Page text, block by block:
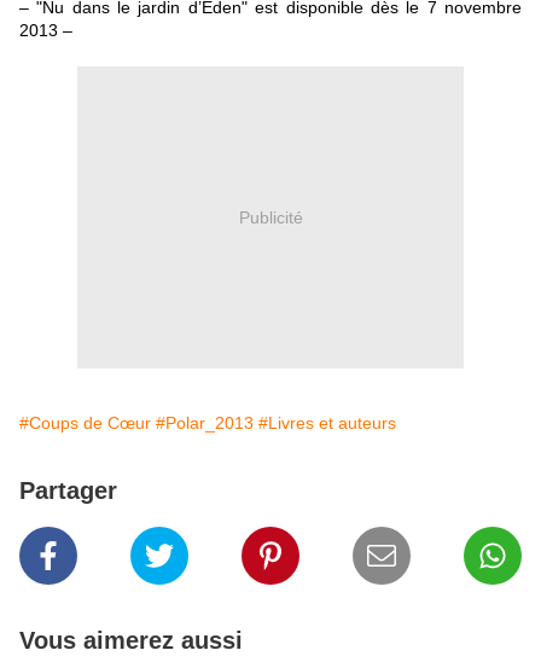
– "Nu dans le jardin d’Éden" est disponible dès le 7 novembre
2013 –
Publicité
#Coups de Cœur #Polar_2013 #Livres et auteurs
Partager
Vous aimerez aussi